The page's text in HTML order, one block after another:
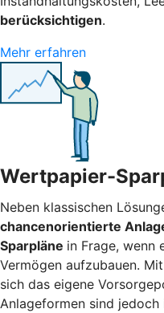
berücksichtigen.
Mehr erfahren
Wertpapier-
Neben klassischen
chancenorientierte
Sparpläne in Frage, wenn
Vermögen aufzubauen.
sich das eigene
Anlageformen sind jedoch